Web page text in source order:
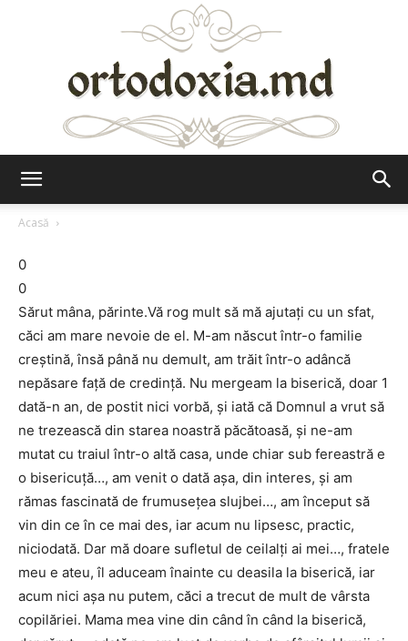
Acasă
0
0
Sărut mâna, părinte.Vă rog mult să mă ajutați cu un sfat,
căci am mare nevoie de el. M-am născut într-o familie
creștină, însă până nu demult, am trăit într-o adâncă
nepăsare față de credință. Nu mergeam la biserică, doar 1
dată-n an, de postit nici vorbă, și iată că Domnul a vrut să
ne trezească din starea noastră păcătoasă, și ne-am
mutat cu traiul într-o altă casa, unde chiar sub fereastră e
o bisericuță…, am venit o dată așa, din interes, și am
rămas fascinată de frumusețea slujbei…, am început să
vin din ce în ce mai des, iar acum nu lipsesc, practic,
niciodată. Dar mă doare sufletul de ceilalți ai mei…, fratele
meu e ateu, îl aduceam înainte cu deasila la biserică, iar
acum nici așa nu putem, căci a trecut de mult de vârsta
copilăriei. Mama mea vine din când în când la biserică,